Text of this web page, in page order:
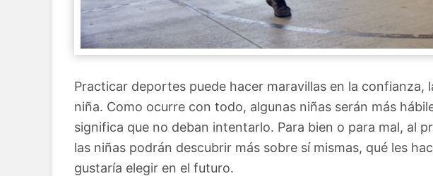
Practicar deportes puede hacer maravillas en la confianza,
niña. Como ocurre con todo, algunas niñas serán más
significa que no deban intentarlo. Para bien o para mal, al
las niñas podrán descubrir más sobre sí mismas, qué les
gustaría elegir en el futuro.